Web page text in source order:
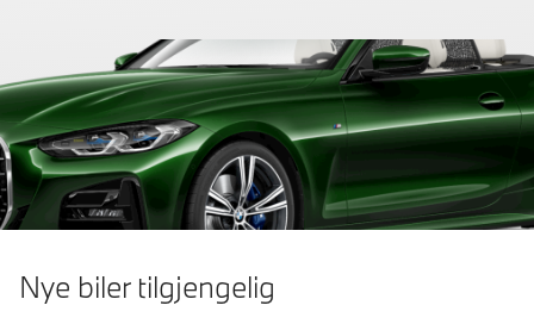
Nye biler tilgjengelig